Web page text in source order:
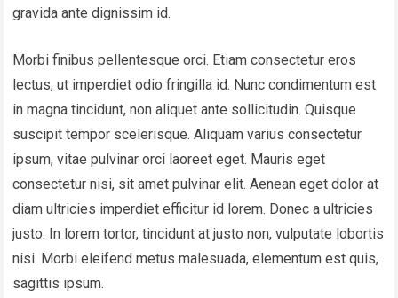
gravida ante dignissim id.
Morbi finibus pellentesque orci. Etiam consectetur eros
lectus, ut imperdiet odio fringilla id. Nunc condimentum est
in magna tincidunt, non aliquet ante sollicitudin. Quisque
suscipit tempor scelerisque. Aliquam varius consectetur
ipsum, vitae pulvinar orci laoreet eget. Mauris eget
consectetur nisi, sit amet pulvinar elit. Aenean eget dolor at
diam ultricies imperdiet efficitur id lorem. Donec a ultricies
justo. In lorem tortor, tincidunt at justo non, vulputate lobortis
nisi. Morbi eleifend metus malesuada, elementum est quis,
sagittis ipsum.